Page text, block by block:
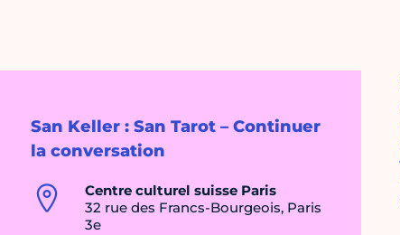
San Keller : San Tarot – Continuer
la conversation
Centre culturel suisse Paris
32 rue des Francs-Bourgeois, Paris
3e